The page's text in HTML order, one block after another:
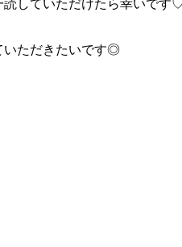
読していただけたら幸いです
いただきたいです◎